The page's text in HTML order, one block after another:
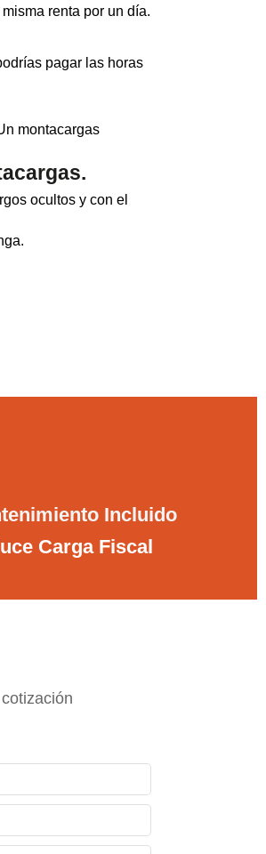
renta por un día.
pagar las horas
montacargas
ocultos y con el
Incluido
Carga Fiscal